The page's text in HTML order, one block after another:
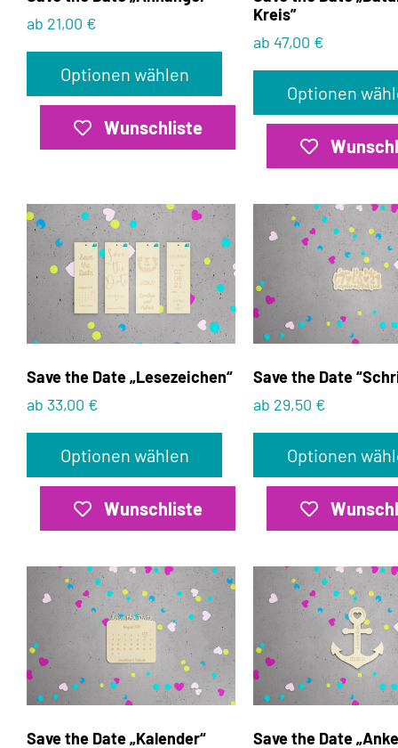
ab 21,00 €
Optionen wählen
Wunschliste
Kreis”
ab 47,00 €
Optionen
Save the Date „Lesezeichen“
ab 33,00 €
Optionen wählen
Wunschliste
Save the Date
ab 29,50 €
Optionen
Save the Date „Kalender“ Save the Date